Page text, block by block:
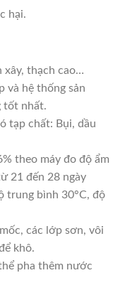
hại.
xây, thạch cao…
và hệ thống sản
tốt nhất.
tạp chất: Bụi, dầu
theo máy đo độ ẩm
21 đến 28 ngày
trung bình 30°C, độ
các lớp sơn, vôi
khô.
pha thêm nước